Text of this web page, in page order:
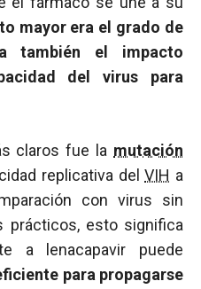
mayor era el grado de
también el impacto
del virus para
claros fue la mutación
replicativa delVIH a
con virus sin
prácticos, esto significa
a lenacapavir puede
para propagarse